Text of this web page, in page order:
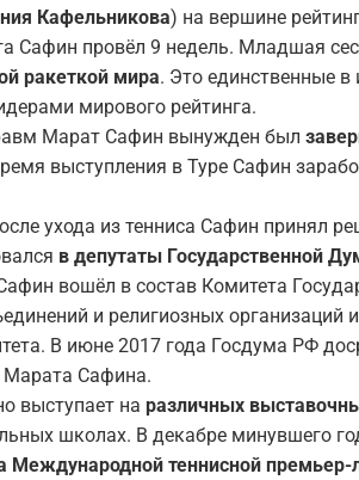
Кафельникова) на вершине
Сафин провёл 9 недель. Младшая
ракеткой мира. Это единственные в
мирового рейтинга.
Марат Сафин вынужден был
выступления в Туре Сафин
ухода из тенниса Сафин принял
в депутаты Государственной
вошёл в состав Комитета
и религиозных организаций
В июне 2017 года Госдума РФ
Сафина .
выступает на различных
школах. В декабре минувшего
Международной теннисной премьер-